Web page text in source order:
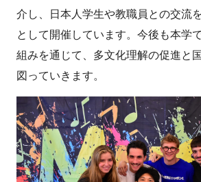
介し、日本人学生や教職員との交流
として開催しています。今後も本学
組みを通じて、多文化理解の促進と
図っていきます。